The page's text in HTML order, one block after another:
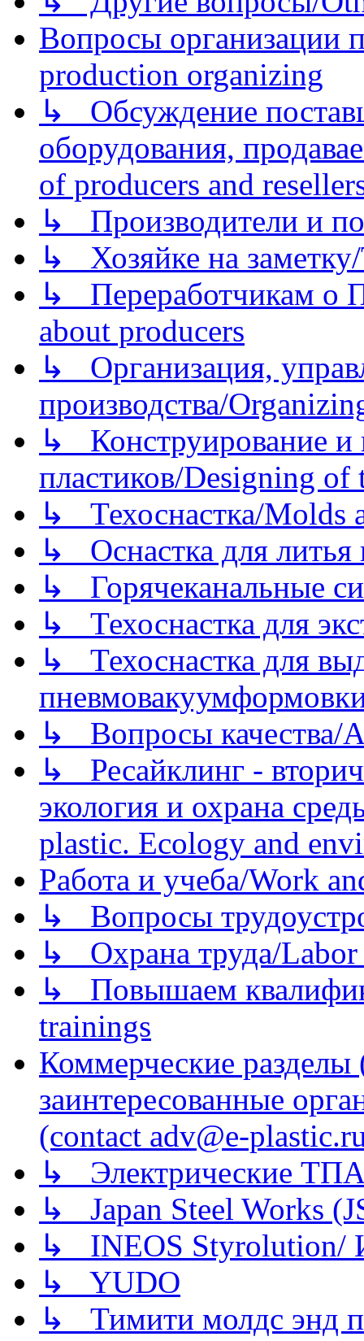
Вопросы организации
production organizing
↳ Обсуждение
оборудования,
of producers and
↳ Производители и
↳ Хозяйке на
↳ Переработчикам о
about producers
↳ Организация,
производства/
↳ Конструирование и
пластиков/Designing of
↳ Техоснастка/Molds
↳ Оснастка для литья
↳ Горячеканальные
↳ Техоснастка для
↳ Техоснастка для
↳ Вопросы качества/
↳ Ресайклинг -
экология и охрана
plastic. Ecology and
Работа и учеба/Work
↳ Вопросы
↳ Охрана труда/Labor
↳ Повышаем
trainings
Коммерческие
заинтересованные
(contact adv@e-
↳ Электрические
↳ Japan Steel Works
↳ INEOS
↳ YUDO
↳ Тимити молдс энд